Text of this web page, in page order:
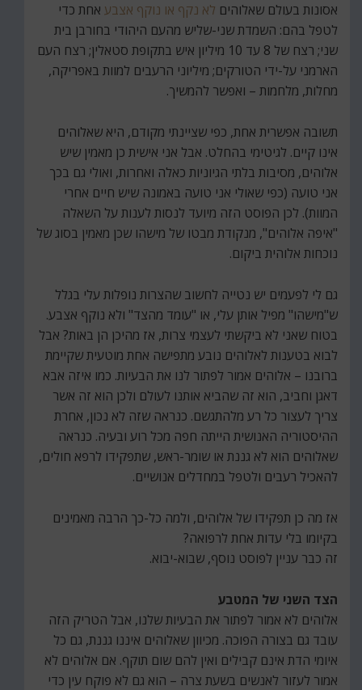
אסונות בעולם שאלוהים לא נקף או נוקף אצבע אחת כדי
לטפל בהם: השמדת שני-שליש מהעם היהודי בחורבן בית
שני; רצח של 8 עד 10 מיליון איש בתקופת סטאלין; רצח העם
הארמני על-ידי הטורקים; מיליוני הרעבים למוות באפריקה,
מחלות, מלחמות – ואפשר להמשיך.
תשובה אפשרית אחת, כפי שציינתי מקודם, היא שאלוהים
אינו קיים. לגיטימי בהחלט. אבל אני אישית כן מאמין שיש
אלוהים, מסיבות בלתי הגיוניות כאלה ואחרות, ואולי גם בכך
אני טועה (כפי שאולי אני טועה באמונה שיש חיים אחרי
המוות). לכן הפוסט הזה מיועד לנסות לענות על השאלה
"איפה אלוהים", מנקודת מבטו של מישהו שכן מאמין בסוג של
נוכחות אלוהית ביקום.
גם לי לפעמים יש נטייה לחשוב שהצרות נופלות עלי בגלל
ש"מישהו" מפיל אותן עלי, או "עומד מהצד" ולא נוקף אצבע.
בטוח שאני לא ביקשתי לעצמי צרות, אז מהיכן הן באות? אבל
לבוא בטענות לאלוהים נובע מתפישה אחת מוטעית שקיימת
ברובנו – אלוהים אמור לפתור לנו את הבעיות. כמו איזה אבא
דאגן וחביב, הוא זה שהביא אותנו לעולם ולכן הוא זה אשר
צריך לעצור כל רע מלהתגשם. כנראה שזה לא נכון, אחרת
ההיסטוריה האנושית הייתה חפה מכל רוע ובעיה. כנראה
שאלוהים הוא לא גננת או שומר-ראש, שתפקידו לרפא חולים,
להאכיל רעבים ולטפל במחדלים אנושיים.
אז מה כן תפקידו של אלוהים, ולמה כל-כך הרבה מאמינים
בקיומו בלי עדות אחת לרפואה?
זה כבר עניין לפוסט נוסף, שבוא-יבוא.
הצד השני של המטבע
אלוהים לא אמור לפתור את הבעיות שלנו, אבל הטריק הזה
עובד גם בצורה הפוכה. מכיוון שאלוהים איננו גננת, גם כל
איומי הדת אינם קבילים ואין להם שום תוקף. אם אלוהים לא
אמור לעזור לאנשים בשעת צרה – הוא גם לא פוקח עין כדי